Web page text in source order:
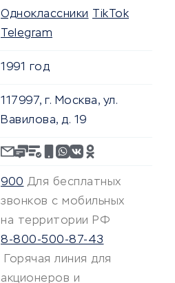
Одноклассники
TikTok
Telegram
1991 год
117997, г. Москва, ул.
Вавилова, д. 19
900 Для бесплатных
звонков с мобильных
на территории РФ
8-800-500-87-43
Горячая линия для
акционеров и